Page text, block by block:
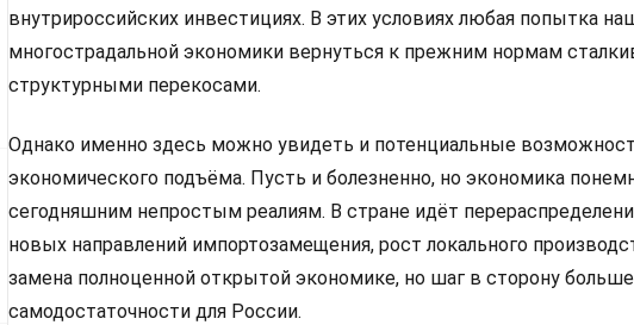
внутрироссийских инвестициях. В этих условиях любая попытка
многострадальной экономики вернуться к прежним нормам
структурными перекосами.
Однако именно здесь можно увидеть и потенциальные
экономического подъёма. Пусть и болезненно, но экономика
сегодняшним непростым реалиям. В стране идёт
новых направлений импортозамещения, рост локального
замена полноценной открытой экономике, но шаг в сторону
самодостаточности для России.